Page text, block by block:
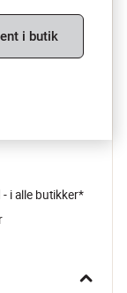
i butik
- i alle butikker*